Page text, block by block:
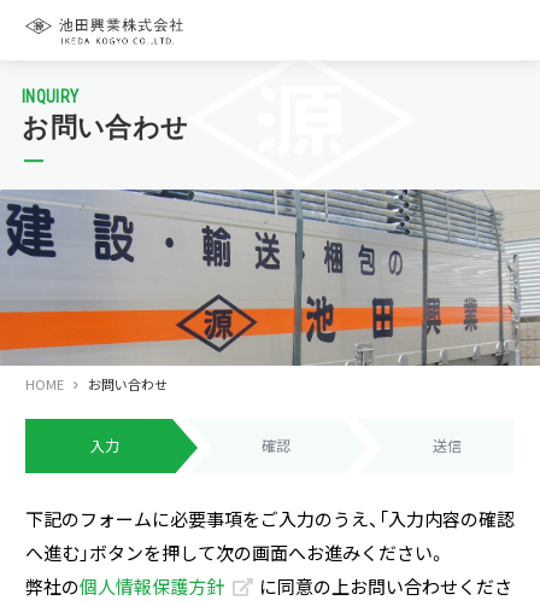
INQUIRY
お問い合わせ
HOME お問い合わせ
入力 確認 送信
下記のフォームに必要事項をご入力のうえ、「入力内容の確認
へ進む」ボタンを押して次の画面へお進みください。
弊社の個人情報保護方針  に同意の上お問い合わせくださ